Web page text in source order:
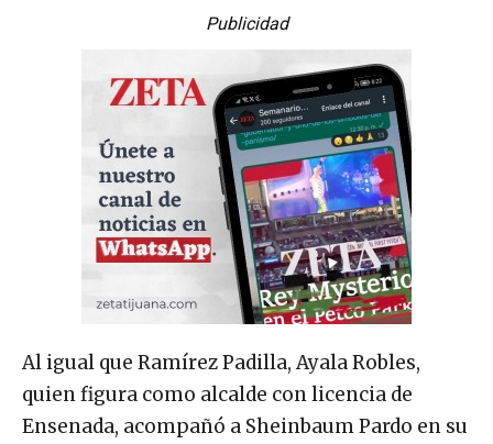
Publicidad
Al igual que Ramírez Padilla, Ayala Robles,
quien figura como alcalde con licencia de
Ensenada, acompañó a Sheinbaum Pardo en su